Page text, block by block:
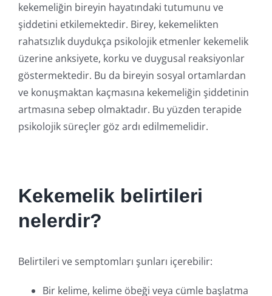
kekemeliğin bireyin hayatındaki tutumunu ve
şiddetini etkilemektedir. Birey, kekemelikten
rahatsızlık duydukça psikolojik etmenler kekemelik
üzerine anksiyete, korku ve duygusal reaksiyonlar
göstermektedir. Bu da bireyin sosyal ortamlardan
ve konuşmaktan kaçmasına kekemeliğin şiddetinin
artmasına sebep olmaktadır. Bu yüzden terapide
psikolojik süreçler göz ardı edilmemelidir.
Kekemelik belirtileri
nelerdir?
Belirtileri ve semptomları şunları içerebilir:
Bir kelime, kelime öbeği veya cümle başlatma